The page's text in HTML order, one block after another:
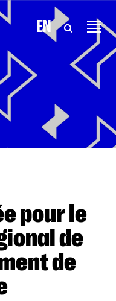
EN
de
de